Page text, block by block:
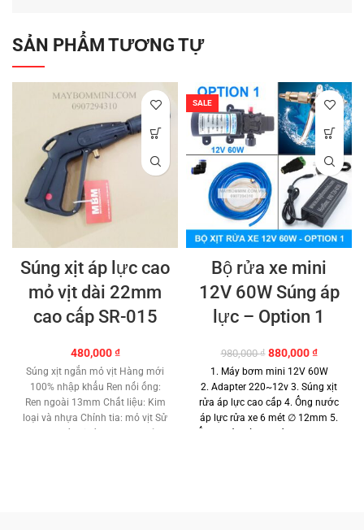
SẢN PHẨM TƯƠNG TỰ
Súng xịt áp lực cao
mỏ vịt dài 22mm
cao cấp SR-015
480,000₫
Súng xịt ngắn mỏ vịt Hàng mới
100% nhập khẩu Ren nối ống:
Ren ngoài 13mm Chất liệu: Kim
loại và nhựa Chỉnh tia: mỏ vịt Sử
SALE
Bộ rửa xe mini
12V 60W Súng áp
lực – Option 1
980,000₫ Giá
gốc
là:
980,000 ₫.
880,000₫Giá
hiện
tại
là:
880,000
1. Máy bơm mini 12V 60W
2. Adapter 220~12v 3. Súng xịt
rửa áp lực cao cấp 4. Ống nước
áp lực rửa xe 6 mét ∅ 12mm 5.